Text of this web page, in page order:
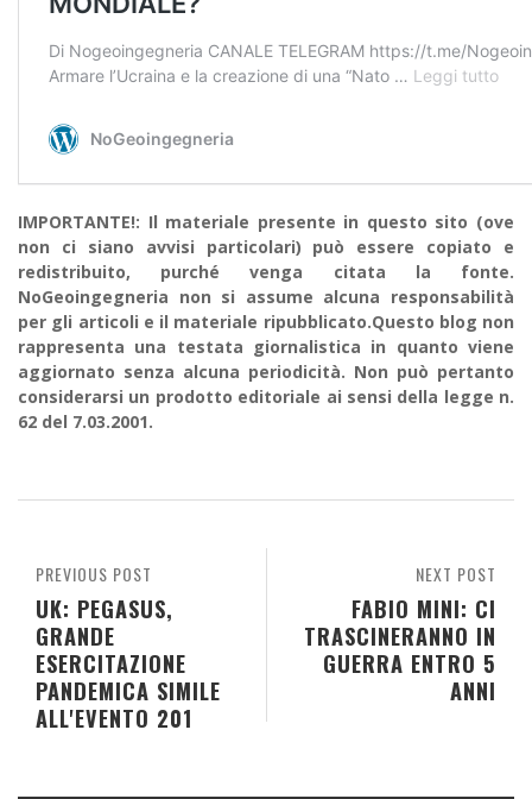
IMPORTANTE!: Il materiale presente in questo sito (ove
non ci siano avvisi particolari) può essere copiato e
redistribuito, purché venga citata la fonte.
NoGeoingegneria non si assume alcuna responsabilità
per gli articoli e il materiale ripubblicato.Questo blog non
rappresenta una testata giornalistica in quanto viene
aggiornato senza alcuna periodicità. Non può pertanto
considerarsi un prodotto editoriale ai sensi della legge n.
62 del 7.03.2001.
NEXT POST
FABIO MINI: CI
TRASCINERANNO IN
GUERRA ENTRO 5
ANNI
PREVIOUS POST
UK: PEGASUS,
GRANDE
ESERCITAZIONE
PANDEMICA SIMILE
ALL'EVENTO 201